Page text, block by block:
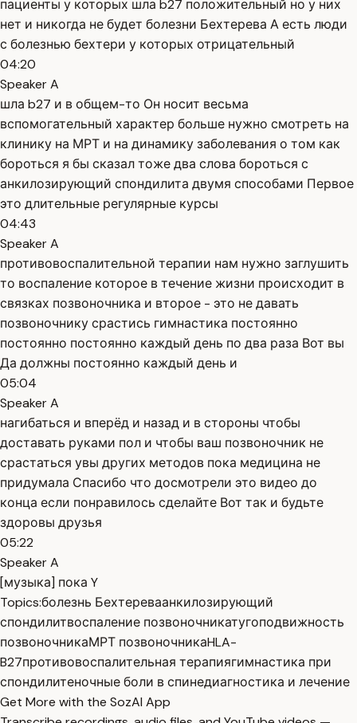
пациенты у которых шла b27 положительный но у них
нет и никогда не будет болезни Бехтерева А есть люди
с болезнью бехтери у которых отрицательный
04:20
Speaker A
шла b27 и в общем-то Он носит весьма
вспомогательный характер больше нужно смотреть на
клинику на МРТ и на динамику заболевания о том как
бороться я бы сказал тоже два слова бороться с
анкилозирующий спондилита двумя способами Первое
это длительные регулярные курсы
04:43
Speaker A
противовоспалительной терапии нам нужно заглушить
то воспаление которое в течение жизни происходит в
связках позвоночника и второе - это не давать
позвоночнику срастись гимнастика постоянно
постоянно постоянно каждый день по два раза Вот вы
Да должны постоянно каждый день и
05:04
Speaker A
нагибаться и вперёд и назад и в стороны чтобы
доставать руками пол и чтобы ваш позвоночник не
срастаться увы других методов пока медицина не
придумала Спасибо что досмотрели это видео до
конца если понравилось сделайте Вот так и будьте
здоровы друзья
05:22
Speaker A
[музыка] пока Y
Topics:болезнь Бехтереваанкилозирующий
спондилитвоспаление позвоночникатугоподвижность
позвоночникаМРТ позвоночникаHLA-
B27противовоспалительная терапиягимнастика при
спондилитеночные боли в спинедиагностика и лечение
Get More with the SozAI App